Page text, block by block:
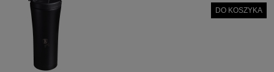
DO KOSZYKA